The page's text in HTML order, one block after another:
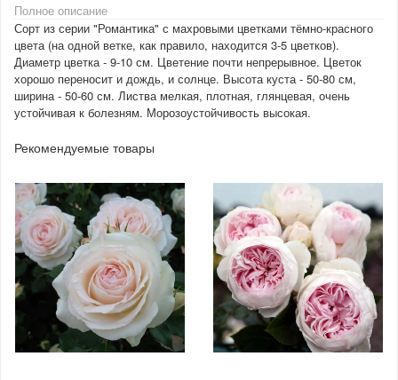
Полное описание
Сорт из серии "Романтика" с махровыми цветками тёмно-красного
цвета (на одной ветке, как правило, находится 3-5 цветков).
Диаметр цветка - 9-10 см. Цветение почти непрерывное. Цветок
хорошо переносит и дождь, и солнце. Высота куста - 50-80 см,
ширина - 50-60 см. Листва мелкая, плотная, глянцевая, очень
устойчивая к болезням. Морозоустойчивость высокая.
Рекомендуемые товары